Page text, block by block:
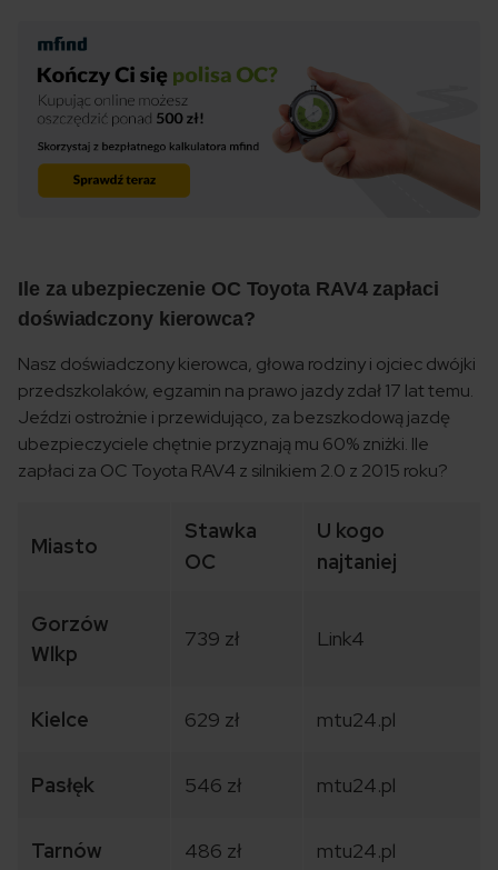
Ile za ubezpieczenie OC Toyota RAV4 zapłaci
doświadczony kierowca?
Nasz doświadczony kierowca, głowa rodziny i ojciec dwójki
przedszkolaków, egzamin na prawo jazdy zdał 17 lat temu.
Jeździ ostrożnie i przewidująco, za bezszkodową jazdę
ubezpieczyciele chętnie przyznają mu 60% zniżki. Ile
zapłaci za OC Toyota RAV4 z silnikiem 2.0 z 2015 roku?
Miasto
Stawka
OC
U kogo
najtaniej
Gorzów
Wlkp
739 zł Link4
Kielce 629 zł mtu24.pl
Pasłęk 546 zł mtu24.pl
Tarnów 486 zł mtu24.pl